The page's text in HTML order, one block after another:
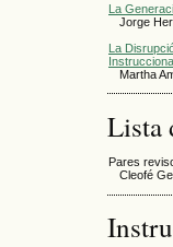
La
Jorge
La
Martha
Lista
Pares
Cleofé